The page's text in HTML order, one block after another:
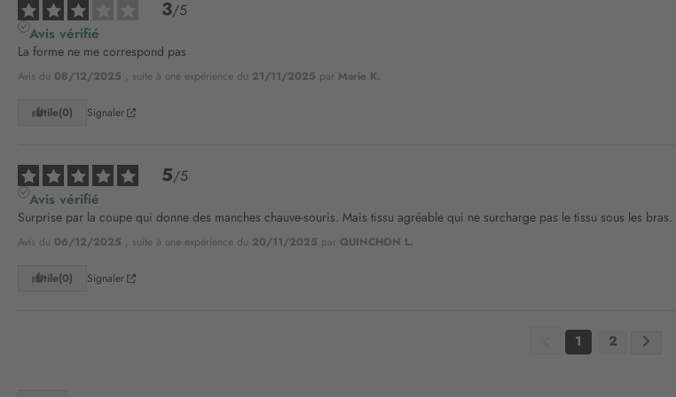
3/5
Avis vérifié
La forme ne me correspond pas
Avis du 08/12/2025 , suite à une expérience du 21/11/2025 par Marie K.
Utile(0) Signaler
5/5
Avis vérifié
Surprise par la coupe qui donne des manches chauve-souris. Mais tissu agréable qui ne surcharge pas le tissu sous les bras.
Avis du 06/12/2025 , suite à une expérience du 20/11/2025 par QUINCHON L.
Utile(0) Signaler
1 2